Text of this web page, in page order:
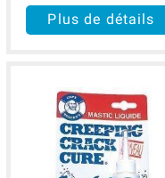
Plus de détails